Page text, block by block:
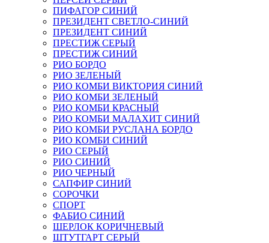
ПИФАГОР СИНИЙ
ПРЕЗИДЕНТ СВЕТЛО-СИНИЙ
ПРЕЗИДЕНТ СИНИЙ
ПРЕСТИЖ СЕРЫЙ
ПРЕСТИЖ СИНИЙ
РИО БОРДО
РИО ЗЕЛЕНЫЙ
РИО КОМБИ ВИКТОРИЯ СИНИЙ
РИО КОМБИ ЗЕЛЕНЫЙ
РИО КОМБИ КРАСНЫЙ
РИО КОМБИ МАЛАХИТ СИНИЙ
РИО КОМБИ РУСЛАНА БОРДО
РИО КОМБИ СИНИЙ
РИО СЕРЫЙ
РИО СИНИЙ
РИО ЧЕРНЫЙ
САПФИР СИНИЙ
СОРОЧКИ
СПОРТ
ФАБИО СИНИЙ
ШЕРЛОК КОРИЧНЕВЫЙ
ШТУТГАРТ СЕРЫЙ